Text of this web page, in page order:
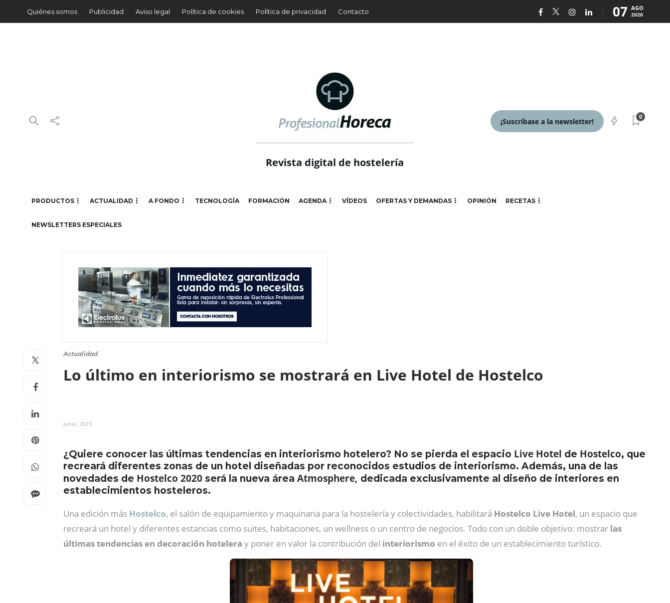
Quiénes somos Publicidad Aviso legal Política de cookies Política de privacidad Contacto 07 AGO
2026
Revista digital de hostelería
¡Suscríbase a la newsletter!
0
PRODUCTOS ACTUALIDAD A FONDO TECNOLOGÍA FORMACIÓN AGENDA VÍDEOS OFERTAS Y DEMANDAS OPINIÓN RECETAS
NEWSLETTERS ESPECIALES
Actualidad
Lo último en interiorismo se mostrará en Live Hotel de Hostelco
Junio, 2019
¿Quiere conocer las últimas tendencias en interiorismo hotelero? No se pierda el espacio Live Hotel de Hostelco, que
recreará diferentes zonas de un hotel diseñadas por reconocidos estudios de interiorismo. Además, una de las
novedades de Hostelco 2020 será la nueva área Atmosphere, dedicada exclusivamente al diseño de interiores en
establecimientos hosteleros.
Una edición más Hostelco, el salón de equipamiento y maquinaria para la hostelería y colectividades, habilitará Hostelco Live Hotel, un espacio que
recreará un hotel y diferentes estancias como suites, habitaciones, un wellness o un centro de negocios. Todo con un doble objetivo: mostrar las
últimas tendencias en decoración hotelera y poner en valor la contribución del interiorismo en el éxito de un establecimiento turístico.